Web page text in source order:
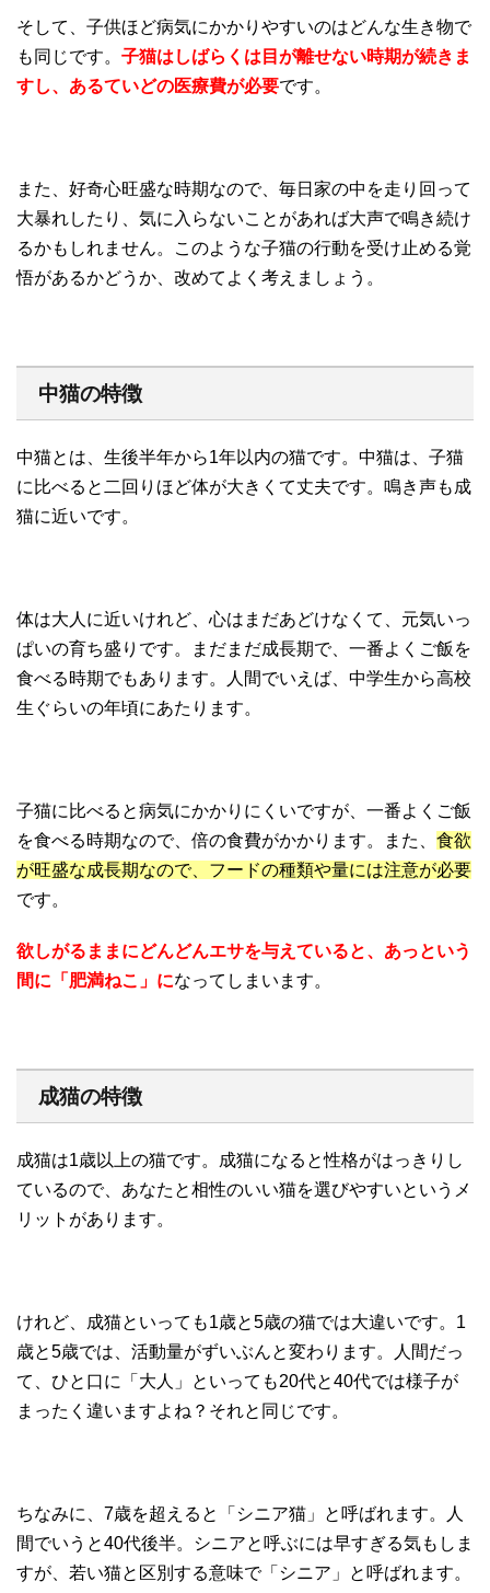
そして、子供ほど病気にかかりやすいのはどんな生き物で
も同じです。 子猫はしばらくは目が離せない時期が続きま
すし、あるていどの医療費が必要です。
また、好奇心旺盛な時期なので、毎日家の中を走り回って
大暴れしたり、気に入らないことがあれば大声で鳴き続け
るかもしれません。このような子猫の行動を受け止める覚
悟があるかどうか、改めてよく考えましょう。
中猫の特徴
中猫とは、生後半年から1年以内の猫です。中猫は、子猫
に比べると二回りほど体が大きくて丈夫です。鳴き声も成
猫に近いです。
体は大人に近いけれど、心はまだあどけなくて、元気いっ
ぱいの育ち盛りです。まだまだ成長期で、一番よくご飯を
食べる時期でもあります。人間でいえば、中学生から高校
生ぐらいの年頃にあたります。
子猫に比べると病気にかかりにくいですが、一番よくご飯
を食べる時期なので、倍の食費がかかります。また、 食欲
が旺盛な成長期なので、フードの種類や量には注意が必要
です。
欲しがるままにどんどんエサを与えていると、あっという
間に「肥満ねこ」になってしまいます。
成猫の特徴
成猫は1歳以上の猫です。成猫になると性格がはっきりし
ているので、あなたと相性のいい猫を選びやすいというメ
リットがあります。
けれど、成猫といっても1歳と5歳の猫では大違いです。1
歳と5歳では、活動量がずいぶんと変わります。人間だっ
て、ひと口に「大人」といっても20代と40代では様子が
まったく違いますよね？それと同じです。
ちなみに、7歳を超えると「シニア猫」と呼ばれます。人
間でいうと40代後半。シニアと呼ぶには早すぎる気もしま
すが、若い猫と区別する意味で「シニア」と呼ばれます。